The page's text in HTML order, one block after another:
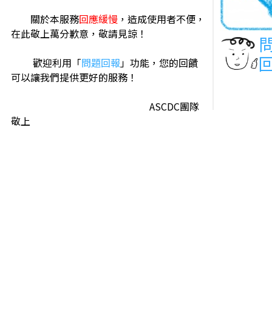
關於本服務回應緩慢 ，造成使用者不便，
在此敬上萬分歉意，敬請見諒！
歡迎利用「問題回報」功能，您的回饋
可以讓我們提供更好的服務！
ASCDC團隊
敬上